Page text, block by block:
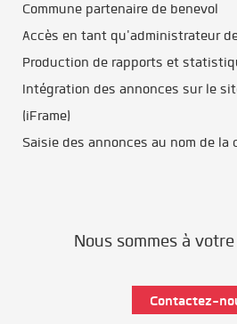
Commune partenaire de benevol
Accès en tant qu'administrateur
Production de rapports et
Intégration des annonces sur le
(iFrame)
Saisie des annonces au nom de la
Nous sommes à
Contactez-